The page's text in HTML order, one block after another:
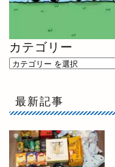
カテゴリー
最新記事